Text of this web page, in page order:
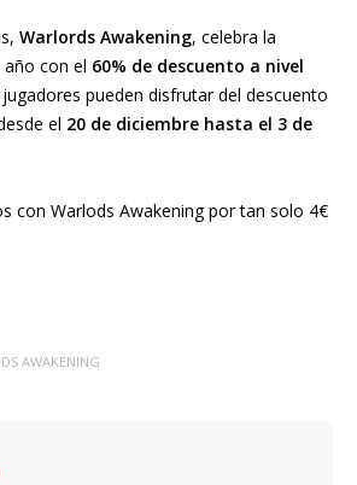
Warlords Awakening, celebra la
con el 60% de descuento a nivel
pueden disfrutar del descuento
el 20 de diciembre hasta el 3 de
con Warlods Awakening por tan solo 4€
AWAKENING